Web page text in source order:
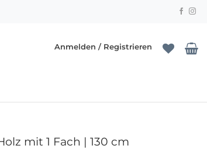
Anmelden / Registrieren
mit 1 Fach | 130 cm